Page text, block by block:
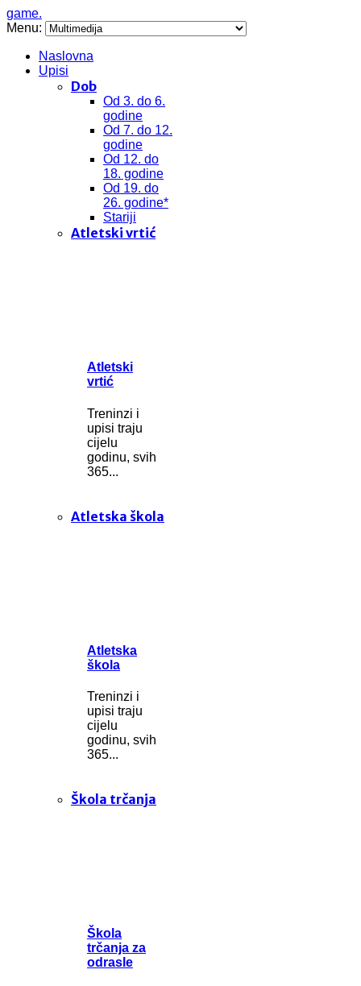
game.
Menu:
Naslovna
Upisi
Dob
Od 3. do 6.
godine
Od 7. do 12.
godine
Od 12. do
18. godine
Od 19. do
26. godine*
Stariji
Atletski vrtić
Atletski
vrtić
Treninzi i
upisi traju
cijelu
godinu, svih
365...
Atletska škola
Atletska
škola
Treninzi i
upisi traju
cijelu
godinu, svih
365...
Škola trčanja
Škola
trčanja za
odrasle